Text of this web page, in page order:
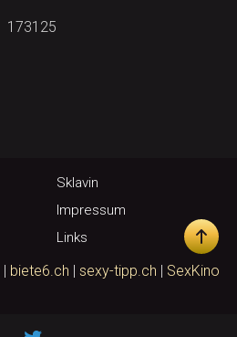
173125
Sklavin
Impressum
Links
| biete6.ch | sexy-tipp.ch | SexKino